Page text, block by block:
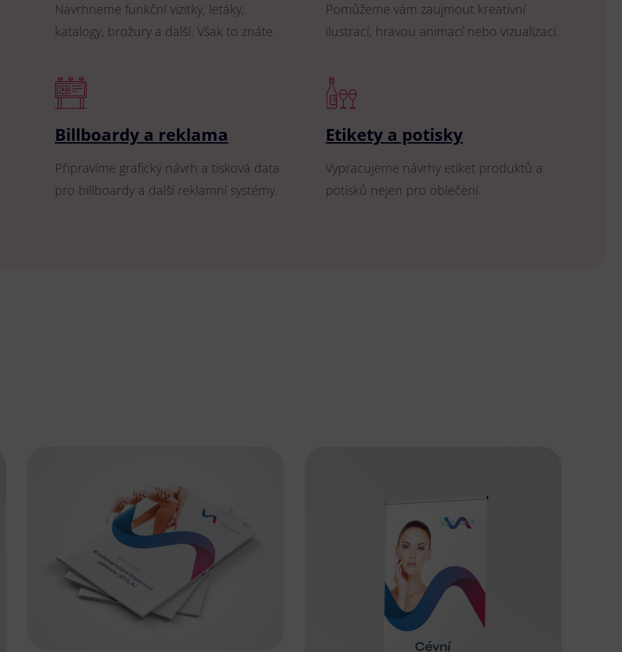
Navrhneme funkční vizitky, letáky,
katalogy, brožury a další. Však to znáte.
Pomůžeme vám zaujmout kreativní
ilustrací, hravou animací nebo vizualizací.
Billboardy a reklama
Připravíme grafický návrh a tisková data
pro billboardy a další reklamní systémy.
Etikety a potisky
Vypracujeme návrhy etiket produktů a
potisků nejen pro oblečení.